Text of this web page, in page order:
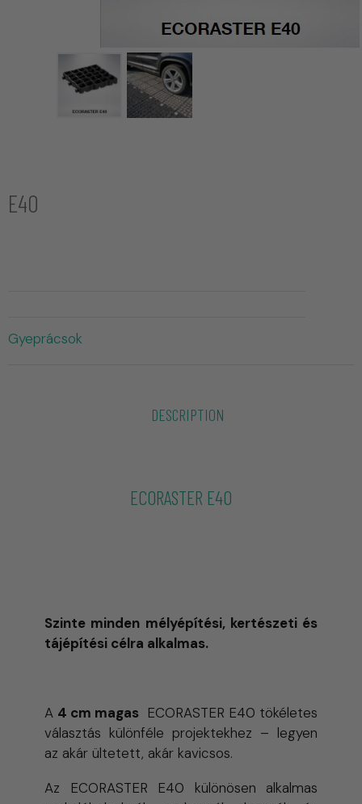
E40
Gyeprácsok
DESCRIPTION
ECORASTER E40
Szinte minden mélyépítési, kertészeti és
tájépítési célra alkalmas.
A 4 cm magas ECORASTER E40 tökéletes
választás különféle projektekhez – legyen
az akár ültetett, akár kavicsos.
Az ECORASTER E40 különösen alkalmas